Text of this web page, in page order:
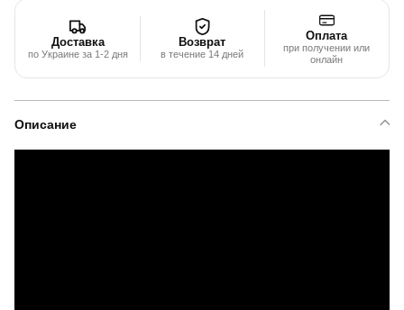
Доставка
по Украине за 1-2 дня
Возврат
в течение 14 дней
Оплата
при получении или
онлайн
Описание